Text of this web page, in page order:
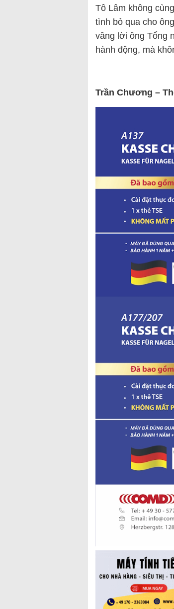
Tô Lâm không
tình bỏ qua cho
vâng lời ông Tổng
hành động, mà
Trần Chương –